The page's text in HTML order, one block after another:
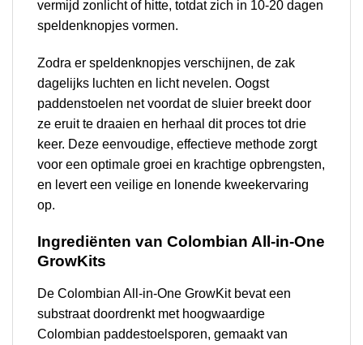
vermijd zonlicht of hitte, totdat zich in 10-20 dagen
speldenknopjes vormen.
Zodra er speldenknopjes verschijnen, de zak
dagelijks luchten en licht nevelen. Oogst
paddenstoelen net voordat de sluier breekt door
ze eruit te draaien en herhaal dit proces tot drie
keer. Deze eenvoudige, effectieve methode zorgt
voor een optimale groei en krachtige opbrengsten,
en levert een veilige en lonende kweekervaring
op.
Ingrediënten van Colombian All-in-One
GrowKits
De Colombian All-in-One GrowKit bevat een
substraat doordrenkt met hoogwaardige
Colombian paddestoelsporen, gemaakt van